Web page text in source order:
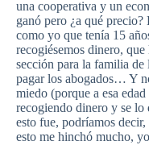
una cooperativa y un
ganó pero ¿a qué precio?
como yo que tenía 15
recogiésemos dinero, que
sección para la familia de
pagar los abogados… Y
miedo (porque a esa
recogiendo dinero y se lo
esto fue, podríamos
esto me hinchó mucho,